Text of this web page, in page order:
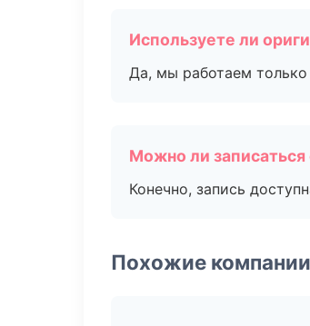
Используете ли
Да, мы работаем только
Можно ли записаться
Конечно, запись
Похожие